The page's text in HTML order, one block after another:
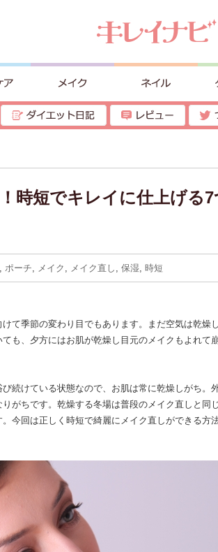
時短でキレイに仕上げる7
, ポーチ, メイク , メイク直し , 保湿, 時短
て季節の変わり目でもあります。まだ空気は乾燥
も、夕方にはお肌が乾燥し目元のメイクもよれて
続けている状態なので、お肌は常に乾燥しがち。
がちです。乾燥する冬場は普段のメイク直しと同
今回は正しく時短で綺麗にメイク直しができる方